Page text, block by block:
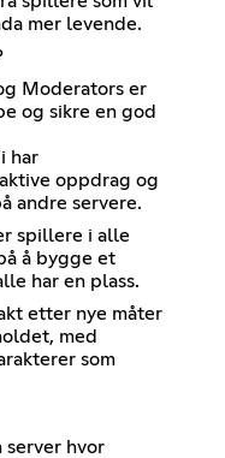
mer levende.
Moderators er
og sikre en god
har
oppdrag og
andre servere.
spillere i alle
å bygge et
har en plass.
etter nye måter
med
som
server hvor